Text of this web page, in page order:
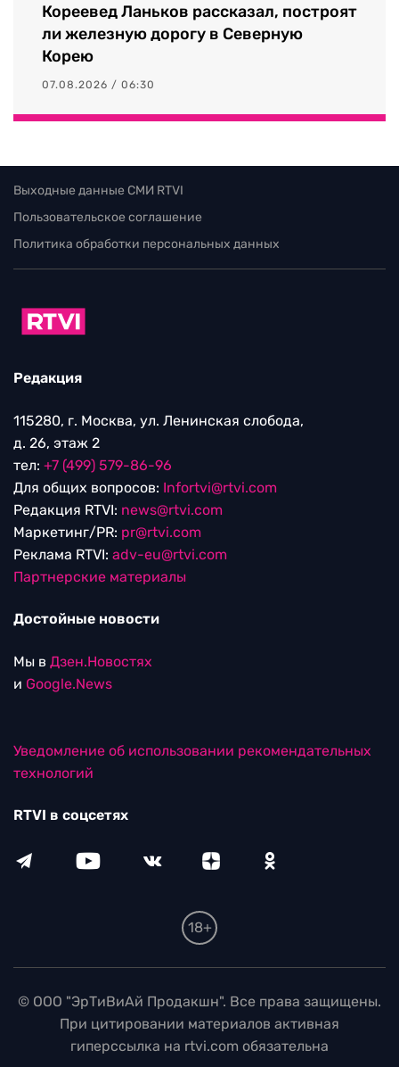
Кореевед Ланьков рассказал, построят
ли железную дорогу в Северную
Корею
07.08.2026 / 06:30
Выходные данные СМИ RTVI
Пользовательское соглашение
Политика обработки персональных данных
Редакция
115280, г. Москва, ул. Ленинская слобода,
д. 26, этаж 2
тел: +7 (499) 579-86-96
Для общих вопросов: Infortvi@rtvi.com
Редакция RTVI: news@rtvi.com
Маркетинг/PR: pr@rtvi.com
Реклама RTVI: adv-eu@rtvi.com
Партнерские материалы
Достойные новости
Мы в Дзен.Новостях
и Google.News
Уведомление об использовании рекомендательных
технологий
RTVI в соцсетях
18+
© ООО "ЭрТиВиАй Продакшн". Все права защищены.
При цитировании материалов активная
гиперссылка на rtvi.com обязательна